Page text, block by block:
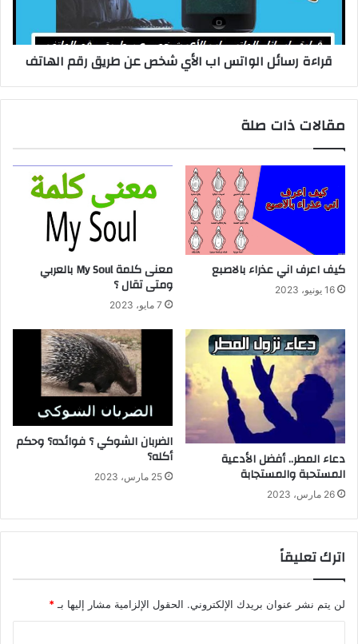
قراءة رسائل الواتس اب الأي شخص عن طريق رقم الهاتف
مقالات ذات صلة
كيف اعرف اني عذراء بالاصبع
16 يونيو، 2023
معنى كلمة My Soul بالعربي
ومتى تقال ؟
7 مايو، 2023
دعاء المطر.. أفضل الأدعية
المستحبة والمستجابة
26 مارس، 2023
الضربان الشوكي ؟ فوائده؟ وحكم
أكله؟
25 مارس، 2023
اترك تعليقاً
لن يتم نشر عنوان بريدك الإلكتروني. الحقول الإلزامية مشار إليها بـ*